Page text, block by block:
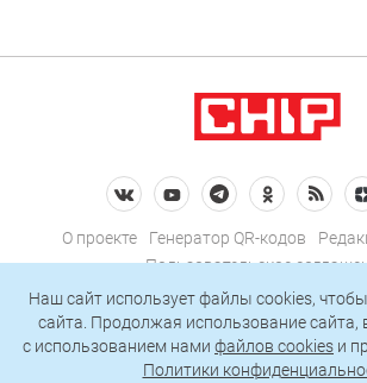
О проекте Генератор QR-кодов
Пользовательское
Политика
Подписаться на рассылку
Наш сайт использует файлы cookies,
сайта. Продолжая использование сайта,
c использованием нами файлов cookies и
Политики